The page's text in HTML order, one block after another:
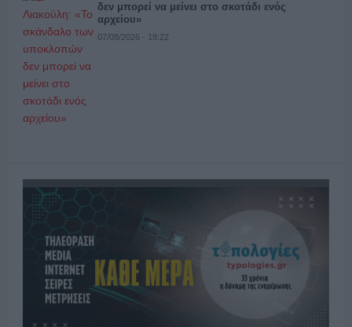
δεν μπορεί να μείνει στο σκοτάδι ενός
αρχείου»
07/08/2026 - 19:22